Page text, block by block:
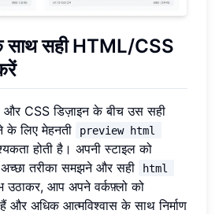
के साथ सही HTML/CSS
CSS डिज़ाइन के बीच उस सही
के लिए मेहनती
preview html
होती है। अपनी स्टाइल को
तरीका समझने और सही
html
उठाकर, आप अपने वर्कफ़्लो को
अधिक आत्मविश्वास के साथ निर्माण